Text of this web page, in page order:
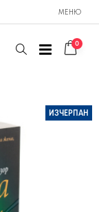
МЕНЮ
0
ИЗЧЕРПАН